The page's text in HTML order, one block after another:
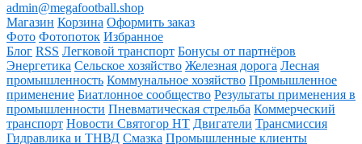
admin@megafootball.shop
Магазин Корзина Оформить заказ
Фото Фотопоток Избранное
Блог RSS Легковой транспорт Бонусы от партнёров
Энергетика Сельское хозяйство Железная дорога Лесная
промышленность Коммунальное хозяйство Промышленное
применение Биатлонное сообщество Результаты применения в
промышленности Пневматическая стрельба Коммерческий
транспорт Новости Святогор НТ Двигатели Трансмиссия
Гидравлика и ТНВД Смазка Промышленные клиенты